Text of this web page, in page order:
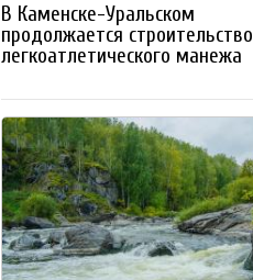
В Каменске-Уральском
продолжается строительство
легкоатлетического манежа